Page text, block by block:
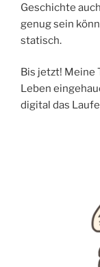
Geschichte
genug sein
statisch.
Bis jetzt! Meine
Leben
digital das